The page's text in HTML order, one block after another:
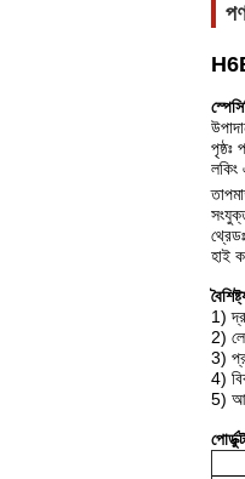
পৃষ্ঠঃ
লকিং
হাই
1)
2)
3)
4)
5)